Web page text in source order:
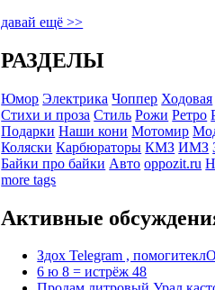
давай ещё >>
РАЗДЕЛЫ
Юмор Электрика Чоппер Ходовая
Стихи и проза Стиль Рожи Ретро
Подарки Наши кони Мотомир
Коляски Карбюраторы КМЗ ИМЗ
Байки про байки Авто oppozit.ru
more tags
Активные
Здох Telegram ,
6 ю 8 = истрёж 48